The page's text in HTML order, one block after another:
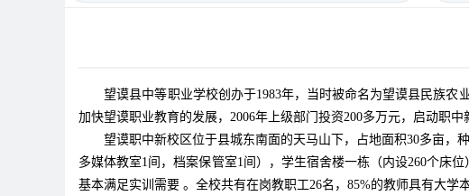
望谟县中等职业学校创办于1983年，当时被命名为望谟县民族农业
加快望谟职业教育的发展，2006年上级部门投资200多万元，启动职中
望谟职中新校区位于县城东南面的天马山下，占地面积30多亩，
多媒体教室1间，档案保管室1间），学生宿舍楼一栋（内设260个床
基本满足实训需要 。全校共有在岗教职工26名，85%的教师具有大学